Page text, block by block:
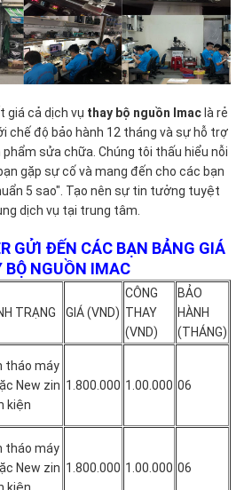
giá cả dịch vụ thay bộ nguồn Imac là rẻ
chế độ bảo hành 12 tháng và sự hỗ trợ
sửa chữa. Chúng tôi thấu hiểu nỗi
gặp sự cố và mang đến cho các bạn
5 sao". Tạo nên sự tin tưởng tuyệt
dịch vụ tại trung tâm.
GỬI ĐẾN CÁC BẠN BẢNG GIÁ
BỘ NGUỒN IMAC
TRẠNG GIÁ (VND)
CÔNG
THAY
(VND)
BẢO
HÀNH
(THÁNG)
tháo máy
New zin
kiện
1.800.000 1.00.000 06
tháo máy
New zin 1.800.000 1.00.000 06